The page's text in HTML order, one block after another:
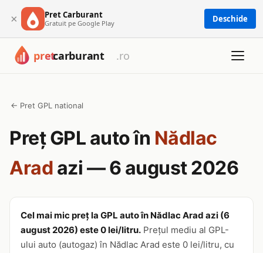
× Pret Carburant
Gratuit pe Google Play Deschide
← Pret GPL national
Preț GPL auto în Nădlac
Arad azi — 6 august 2026
Cel mai mic preț la GPL auto în Nădlac Arad azi (6
august 2026) este 0 lei/litru. Prețul mediu al GPL-
ului auto (autogaz) în Nădlac Arad este 0 lei/litru, cu